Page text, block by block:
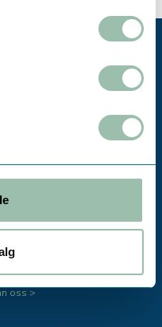
oss >
og service - Vannkvalitet
oss >